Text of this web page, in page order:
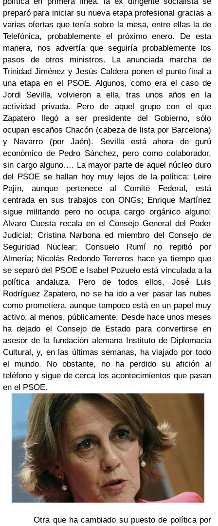
preparó para iniciar su nueva etapa profesional gracias a
varias ofertas que tenía sobre la mesa, entre ellas la de
Telefónica, probablemente el próximo enero. De esta
manera, nos advertía que seguiría probablemente los
pasos de otros ministros. La anunciada marcha de
Trinidad Jiménez y Jesús Caldera ponen el punto final a
una etapa en el PSOE. Algunos, como era el caso de
Jordi Sevilla, volvieron a ella, tras unos años en la
actividad privada. Pero de aquel grupo con el que
Zapatero llegó a ser presidente del Gobierno, sólo
ocupan escaños Chacón (cabeza de lista por Barcelona)
y Navarro (por Jaén). Sevilla está ahora de gurú
económico de Pedro Sánchez, pero como colaborador,
sin cargo alguno…. La mayor parte de aquel núcleo duro
del PSOE se hallan hoy muy lejos de la política: Leire
Pajín, aunque pertenece al Comité Federal, está
centrada en sus trabajos con ONGs; Enrique Martínez
sigue militando pero no ocupa cargo orgánico alguno;
Alvaro Cuesta recala en el Consejo General del Poder
Judicial; Cristina Narbona ed miembro del Consejo de
Seguridad Nuclear; Consuelo Rumí no repitió por
Almería; Nicolás Redondo Terreros hace ya tiempo que
se separó del PSOE e Isabel Pozuelo está vinculada a la
política andaluza. Pero de todos ellos, José Luis
Rodríguez Zapatero, no se ha ido a ver pasar las nubes
como prometiera, aunque tampoco está en un papel muy
activo, al menos, públicamente. Desde hace unos meses
ha dejado el Consejo de Estado para convertirse en
asesor de la fundación alemana Instituto de Diplomacia
Cultural, y, en las últimas semanas, ha viajado por todo
el mundo. No obstante, no ha perdido su afición al
teléfono y sigue de cerca los acontecimientos que pasan
en el PSOE.
Otra que ha cambiado su puesto de política por